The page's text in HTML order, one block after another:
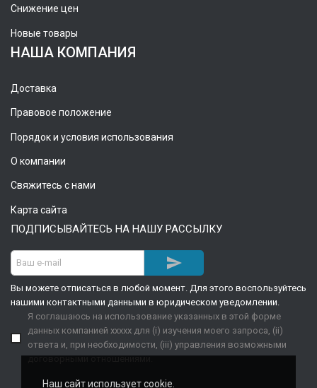
Снижение цен
Новые товары
НАША КОМПАНИЯ
Доставка
Правовое положение
Порядок и условия использования
О компании
Свяжитесь с нами
Карта сайта
ПОДПИСЫВАЙТЕСЬ НА НАШУ РАССЫЛКУ

Вы можете отписаться в любой момент. Для этого воспользуйтесь
нашими контактными данными в юридическом уведомлении.
Я соглашаюсь на использование указанных в этой форме
данных компанией xxxxx для (i) изучения моего запроса, (ii)
ответа и, при необходимости, (iii) управления возможными
договорными отношениями.
Наш сайт использует cookie.